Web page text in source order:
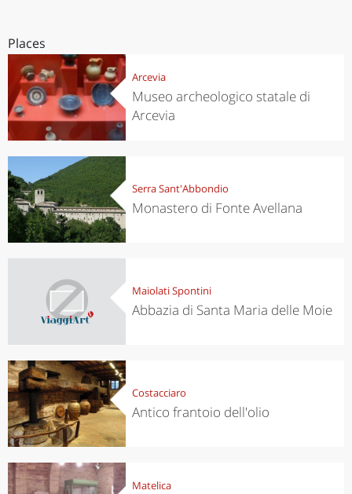
Places
Arcevia
Museo archeologico statale di
Arcevia
Serra Sant'Abbondio
Monastero di Fonte Avellana
Maiolati Spontini
Abbazia di Santa Maria delle Moie
Costacciaro
Antico frantoio dell'olio
Matelica